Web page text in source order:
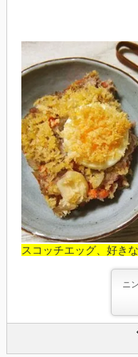
スコッチエッグ、好き
ニ